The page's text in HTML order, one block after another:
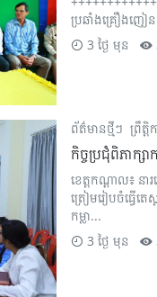
ប្រឆាំងគ្រឿងញៀន
3 ថ្ងៃ មុន
ព័ត៌មានថ្មីៗ ព្រឹត្
កិច្ចប្រជុំពិភាក្ស
ខេត្តកណ្តាល៖ ន
ត្រៀមរៀបចំធ្វើត
កម្លា...
3 ថ្ងៃ មុន